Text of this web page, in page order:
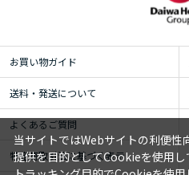
お買い物ガイド
送料・発送について
よくあるご質問
特定商取引法に基づく表示
当サイトではWebサイトの利便性
提供を目的としてCookieを使用し